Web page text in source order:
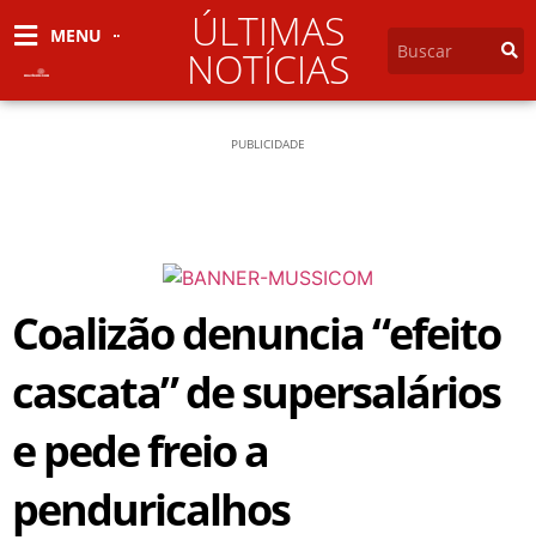
MENU ÚLTIMAS
NOTÍCIAS
PUBLICIDADE
Coalizão denuncia “efeito
cascata” de supersalários
e pede freio a
penduricalhos